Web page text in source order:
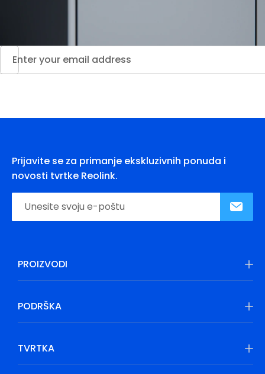
Prijavite se za primanje ekskluzivnih ponuda i
novosti tvrtke Reolink.
PROIZVODI
PODRŠKA
TVRTKA